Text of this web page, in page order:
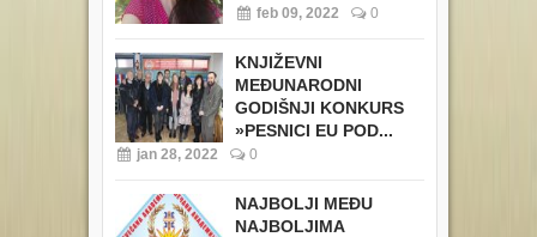
feb 09, 2022 0
KNJIŽEVNI
MEĐUNARODNI
GODIŠNJI KONKURS
»PESNICI EU POD...
jan 28, 2022 0
NAJBOLJI MEĐU
NAJBOLJIMA